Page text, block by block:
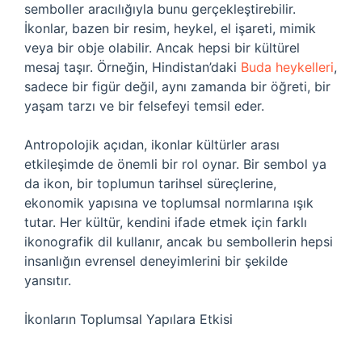
semboller aracılığıyla bunu gerçekleştirebilir.
İkonlar, bazen bir resim, heykel, el işareti, mimik
veya bir obje olabilir. Ancak hepsi bir kültürel
mesaj taşır. Örneğin, Hindistan’daki Buda heykelleri,
sadece bir figür değil, aynı zamanda bir öğreti, bir
yaşam tarzı ve bir felsefeyi temsil eder.
Antropolojik açıdan, ikonlar kültürler arası
etkileşimde de önemli bir rol oynar. Bir sembol ya
da ikon, bir toplumun tarihsel süreçlerine,
ekonomik yapısına ve toplumsal normlarına ışık
tutar. Her kültür, kendini ifade etmek için farklı
ikonografik dil kullanır, ancak bu sembollerin hepsi
insanlığın evrensel deneyimlerini bir şekilde
yansıtır.
İkonların Toplumsal Yapılara Etkisi